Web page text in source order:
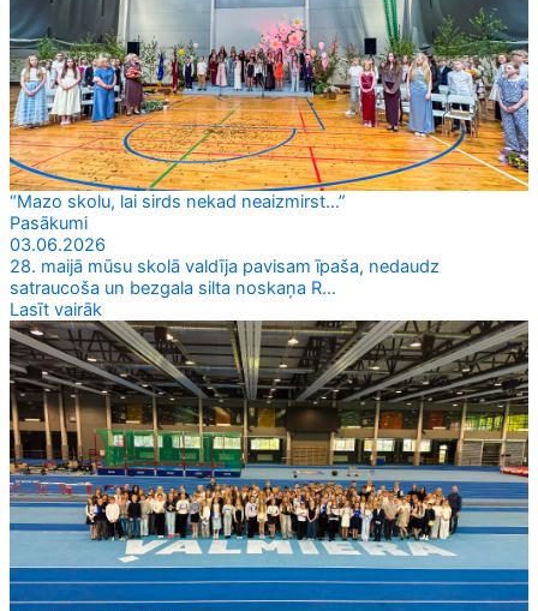
“Mazo skolu, lai sirds nekad neaizmirst…”
Pasākumi
03.06.2026
28. maijā mūsu skolā valdīja pavisam īpaša, nedaudz
satraucoša un bezgala silta noskaņa R...
Lasīt vairāk